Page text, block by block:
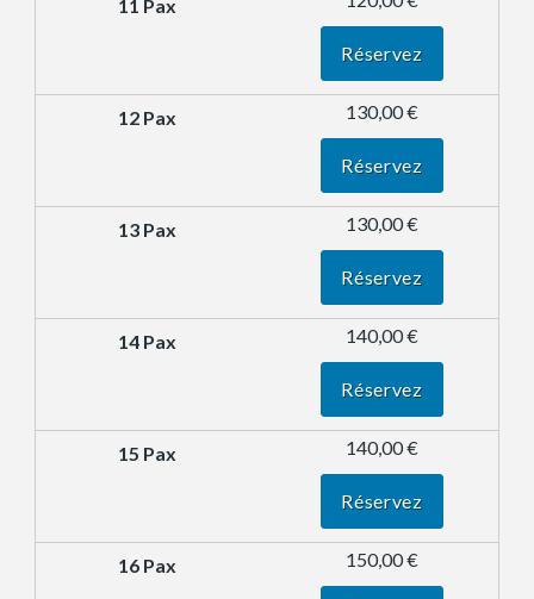
Réservez
130,00 €
Réservez
130,00 €
Réservez
140,00 €
Réservez
140,00 €
Réservez
150,00 €